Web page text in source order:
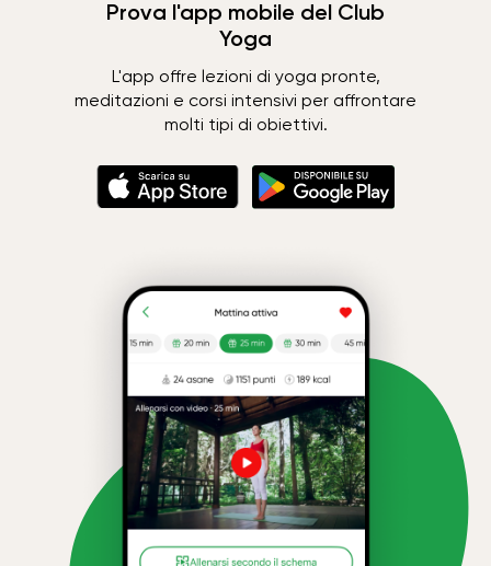
Prova l'app mobile del Club
Yoga
L'app offre lezioni di yoga pronte,
meditazioni e corsi intensivi per affrontare
molti tipi di obiettivi.